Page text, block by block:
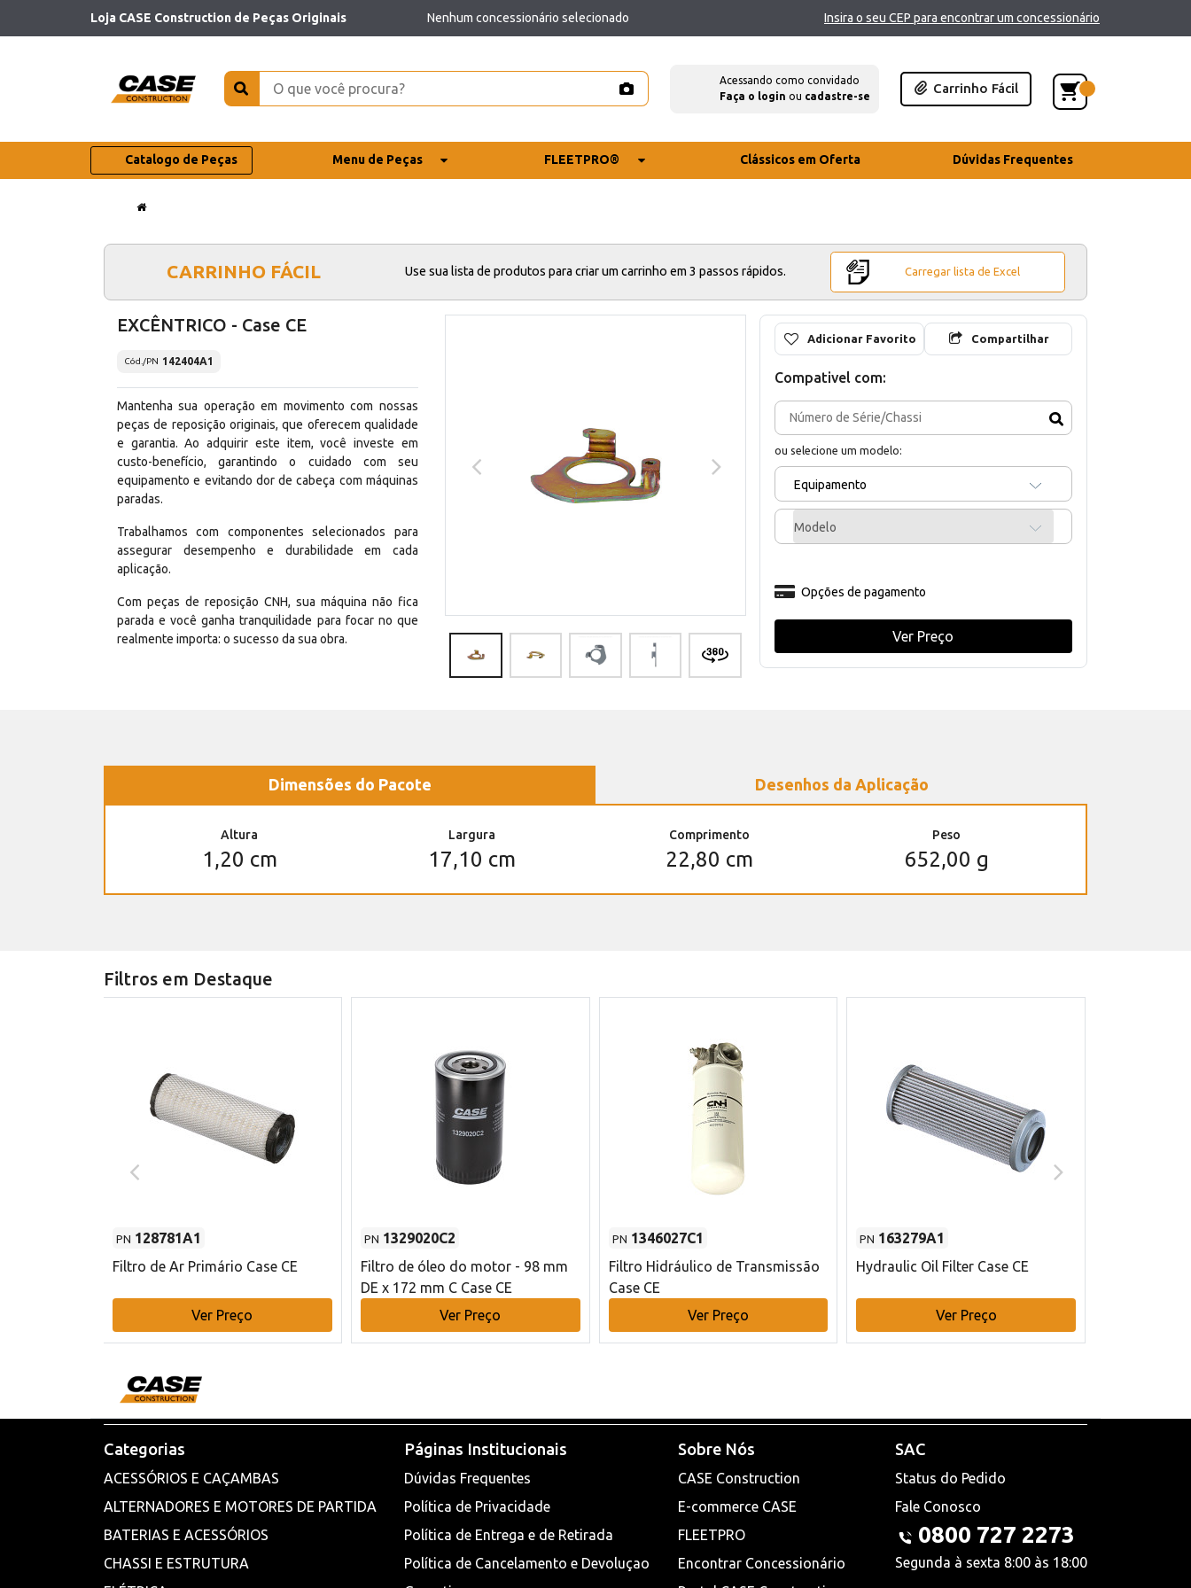
Loja CASE Construction de Peças Originais Nenhum concessionário selecionado Insira o seu CEP para encontrar um concessionário
Acessando como convidado
Faça o login ou cadastre-se
Carrinho Fácil
Catalogo de Peças Menu de Peças FLEETPRO® Clássicos em Oferta Dúvidas Frequentes
CARRINHO FÁCIL Use sua lista de produtos para criar um carrinho em 3 passos rápidos. Carregar lista de Excel
EXCÊNTRICO - Case CE
Cód./PN 142404A1
Mantenha sua operação em movimento com nossas
peças de reposição originais, que oferecem qualidade
e garantia. Ao adquirir este item, você investe em
custo-benefício, garantindo o cuidado com seu
equipamento e evitando dor de cabeça com máquinas
paradas.
Trabalhamos com componentes selecionados para
assegurar desempenho e durabilidade em cada
aplicação.
Com peças de reposição CNH, sua máquina não fica
parada e você ganha tranquilidade para focar no que
realmente importa: o sucesso da sua obra.
Adicionar Favorito Compartilhar
Compativel com:
ou selecione um modelo:
Equipamento
Modelo
Opções de pagamento
Ver Preço
Dimensões do Pacote Desenhos da Aplicação
Altura
1,20 cm
Largura
17,10 cm
Comprimento
22,80 cm
Peso
652,00 g
Filtros em Destaque
PN 128781A1
Filtro de Ar Primário Case CE
Ver Preço
PN 1329020C2
Filtro de óleo do motor - 98 mm
DE x 172 mm C Case CE
Ver Preço
PN 1346027C1
Filtro Hidráulico de Transmissão
Case CE
Ver Preço
PN 163279A1
Hydraulic Oil Filter Case CE
Ver Preço
Categorias
ACESSÓRIOS E CAÇAMBAS
ALTERNADORES E MOTORES DE PARTIDA
BATERIAS E ACESSÓRIOS
CHASSI E ESTRUTURA
Páginas Institucionais
Dúvidas Frequentes
Política de Privacidade
Política de Entrega e de Retirada
Política de Cancelamento e Devoluçao
Sobre Nós
CASE Construction
E-commerce CASE
FLEETPRO
Encontrar Concessionário
SAC
Status do Pedido
Fale Conosco
0800 727 2273
Segunda à sexta 8:00 às 18:00